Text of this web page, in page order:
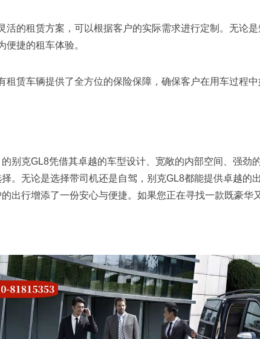
活的租赁方案，可以根据客户的实际需求进行定制。无论
便捷的租车体验。
租赁车辆提供了全方位的保险保障，确保客户在用车过程
别克GL8凭借其卓越的车型设计、宽敞的内部空间、强
。无论是选择带司机还是自驾，别克GL8都能提供卓越
出行增添了一份安心与便捷。如果您正在寻找一款既豪华